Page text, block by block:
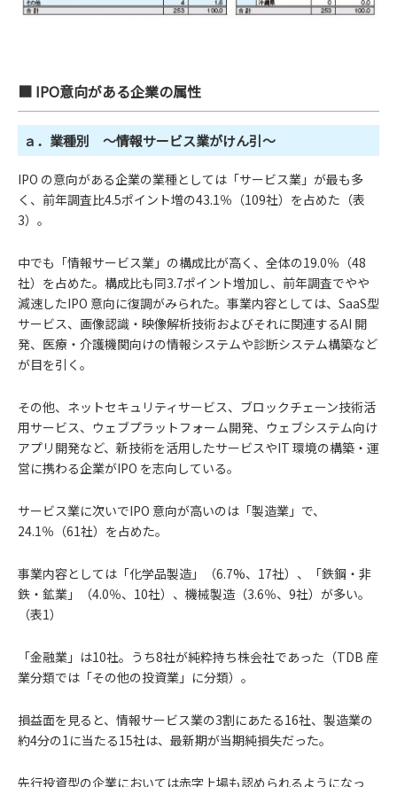
■ IPO意向がある企業の属性
ａ．業種別 ～情報サービス業がけん引～
IPO の意向がある企業の業種としては「サービス業」が最も多
く、前年調査比4.5ポイント増の43.1％（109社）を占めた（表
3）。
中でも「情報サービス業」の構成比が高く、全体の19.0％（48
社）を占めた。構成比も同3.7ポイント増加し、前年調査でやや
減速したIPO 意向に復調がみられた。事業内容としては、SaaS型
サービス、画像認識・映像解析技術およびそれに関連するAI 開
発、医療・介護機関向けの情報システムや診断システム構築など
が目を引く。
その他、ネットセキュリティサービス、ブロックチェーン技術活
用サービス、ウェブプラットフォーム開発、ウェブシステム向け
アプリ開発など、新技術を活用したサービスやIT 環境の構築・運
営に携わる企業がIPO を志向している。
サービス業に次いでIPO 意向が高いのは「製造業」で、
24.1％（61社）を占めた。
事業内容としては「化学品製造」（6.7%、17社）、「鉄鋼・非
鉄・鉱業」（4.0％、10社）、機械製造（3.6％、9社）が多い。
（表1）
「金融業」は10社。うち8社が純粋持ち株会社であった（TDB 産
業分類では「その他の投資業」に分類）。
損益面を見ると、情報サービス業の3割にあたる16社、製造業の
約4分の1に当たる15社は、最新期が当期純損失だった。
先行投資型の企業においては赤字上場も認められるようになっ